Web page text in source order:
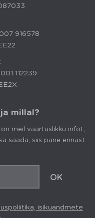
916578
112239
millal?
meil väärtuslikku infot,
saada, siis pane ennast
isikuandmete